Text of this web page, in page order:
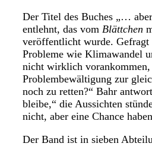
Der Titel des Buches „…
entlehnt, das vom Blättchen
veröffentlicht wurde.
Probleme wie Klimawandel
nicht wirklich
Problembewältigung zur
noch zu retten?“ Bahr
bleibe,“ die Aussichten
nicht, aber eine Chance
Der Band ist in sieben